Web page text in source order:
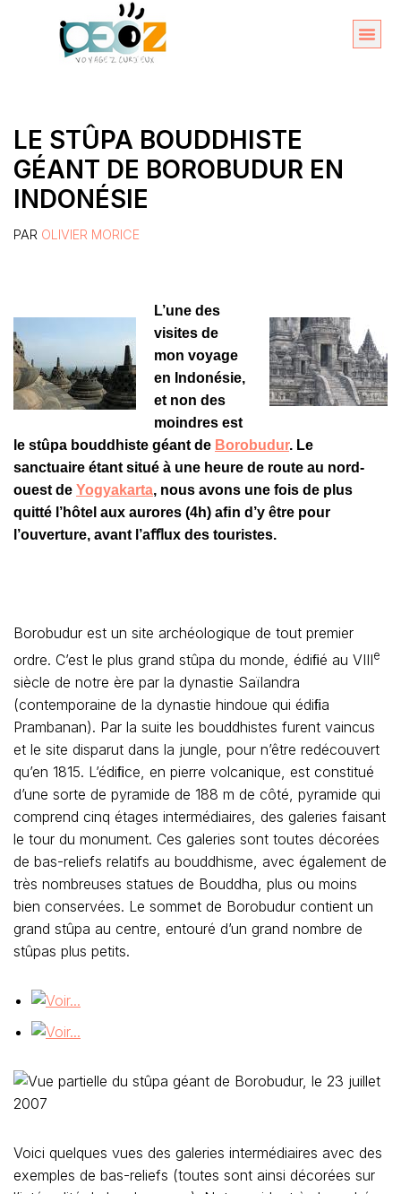
LE STÛPA BOUDDHISTE
GÉANT DE BOROBUDUR EN
INDONÉSIE
PAR OLIVIER MORICE
L’une des
visites de
mon voyage
en Indonésie,
et non des
moindres est
le stûpa bouddhiste géant de Borobudur. Le
sanctuaire étant situé à une heure de route au nord-
ouest de Yogyakarta, nous avons une fois de plus
quitté l’hôtel aux aurores (4h) aﬁn d’y être pour
l’ouverture, avant l’aﬄux des touristes.
Borobudur est un site archéologique de tout premier
ordre. C’est le plus grand stûpa du monde, édiﬁé au VIIIe
siècle de notre ère par la dynastie Saïlandra
(contemporaine de la dynastie hindoue qui édiﬁa
Prambanan). Par la suite les bouddhistes furent vaincus
et le site disparut dans la jungle, pour n’être redécouvert
qu’en 1815. L’édiﬁce, en pierre volcanique, est constitué
d’une sorte de pyramide de 188 m de côté, pyramide qui
comprend cinq étages intermédiaires, des galeries faisant
le tour du monument. Ces galeries sont toutes décorées
de bas-reliefs relatifs au bouddhisme, avec également de
très nombreuses statues de Bouddha, plus ou moins
bien conservées. Le sommet de Borobudur contient un
grand stûpa au centre, entouré d’un grand nombre de
stûpas plus petits.
Voici quelques vues des galeries intermédiaires avec des
exemples de bas-reliefs (toutes sont ainsi décorées sur